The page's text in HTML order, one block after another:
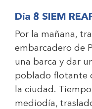
Día 8 SIEM
Por la mañana,
embarcadero de
una barca y dar
poblado flotante
la ciudad.
mediodía,